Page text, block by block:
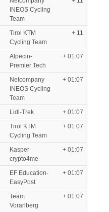
INEOS Cycling
Team
Tirol KTM
Cycling Team
+ 11
Alpecin-
Premier Tech
+ 01:07
Netcompany
INEOS Cycling
Team
+ 01:07
Lidl-Trek
+ 01:07
Tirol KTM
Cycling Team
+ 01:07
Kasper
crypto4me
+ 01:07
EF Education-
EasyPost
+ 01:07
Team
Vorarlberg
+ 01:07